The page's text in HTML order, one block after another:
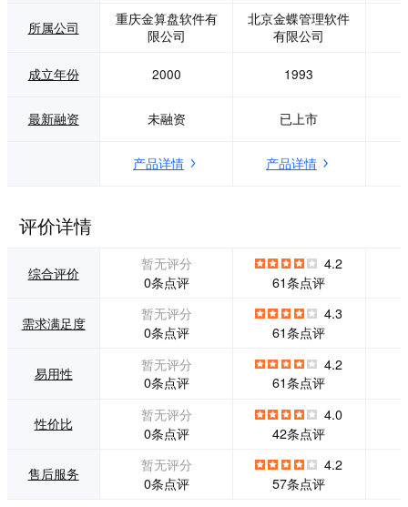
疗供应链平台、医
院大数据平台和区
域卫生大数据平台
10年，金算盘作为I
级的首届中国医院
盘获得2013年中国
卓越产品得到了广
大用户的认可，全
国逾3000家医院和
100多个医疗卫生
主管部门都与金算
盘进行了良好的合
作。
国深圳。 以「致良
知、走正道、行王
道」为核心价值
为企业服务，让阳
业」为使命，致力
台」。 在中国企业
企业应用软件市场
占有率第一、更连
续2年在中国企业级
应用SaaS云服务市
场占有率排名第
一，连续4年在中国
企业级ERM SaaS
（即云ERP）、财
务SaaS市场占有率
第一。金蝶是目前
唯一入选Gartner全
球市场指南（Mark
et Guide）的中国
企业SaaS云服务厂
商，并成为唯一荣
所属公司
重庆金算盘软件有
限公司
北京金蝶管理软件
有限公司
成立年份 2000 1993
最新融资 未融资 已上市
产品详情 产品详情
评价详情
综合评价
暂无评分
0条点评
4.2
61条点评
需求满足度
暂无评分
0条点评
4.3
61条点评
易用性
暂无评分
0条点评
4.2
61条点评
性价比
暂无评分
0条点评
4.0
42条点评
售后服务
暂无评分
0条点评
4.2
57条点评